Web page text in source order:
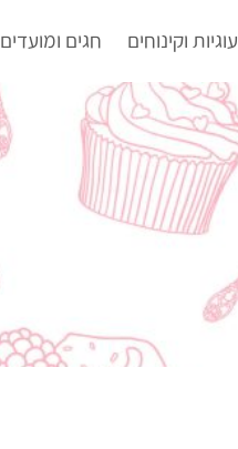
עוגיות וקינוחים חגים ומועדים